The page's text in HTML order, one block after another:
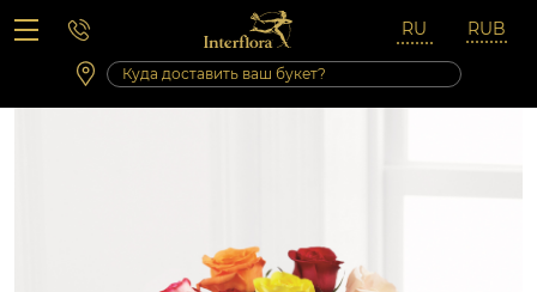
Вопросы-ответы
Сб 10:00 ‐ 14:00
Выходные и праздничные дни